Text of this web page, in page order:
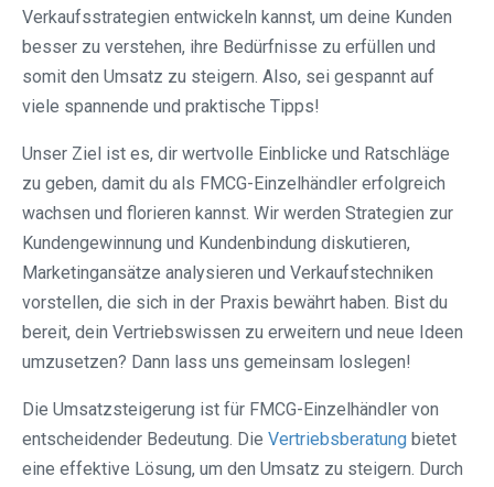
Verkaufsstrategien entwickeln kannst, um deine Kunden
besser zu verstehen, ihre Bedürfnisse zu erfüllen und
somit den Umsatz zu steigern. Also, sei gespannt auf
viele spannende und praktische Tipps!
Unser Ziel ist es, dir wertvolle Einblicke und Ratschläge
zu geben, damit du als FMCG-Einzelhändler erfolgreich
wachsen und florieren kannst. Wir werden Strategien zur
Kundengewinnung und Kundenbindung diskutieren,
Marketingansätze analysieren und Verkaufstechniken
vorstellen, die sich in der Praxis bewährt haben. Bist du
bereit, dein Vertriebswissen zu erweitern und neue Ideen
umzusetzen? Dann lass uns gemeinsam loslegen!
Die Umsatzsteigerung ist für FMCG-Einzelhändler von
entscheidender Bedeutung. Die Vertriebsberatung bietet
eine effektive Lösung, um den Umsatz zu steigern. Durch